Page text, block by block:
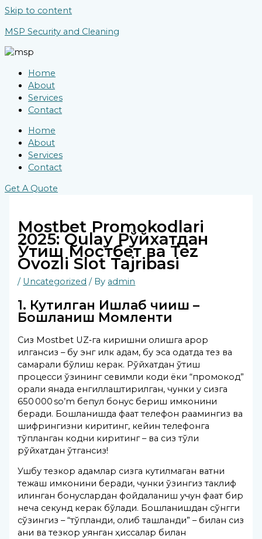
Skip to content
MSP Security and Cleaning
Home
About
Services
Contact
Home
About
Services
Contact
Get A Quote
Mostbet Promokodlari
2025: Qulay Рўйхатдан
Ўтиш Мостбет ва Tez
Ovozli Slot Tajribasi
/ Uncategorized / By admin
1. Кутилган Ишлаб чиқиш –
Бошланиш Момленти
Сиз Mostbet UZ‑га киришни олишга қарор
қилгансиз – бу энг илк қадам, бу эса одатда тез ва
самарали бўлиш керак. Рўйхатдан ўтиш
процесси ўзининг севимли коди ёки “промокод”
орқали янада енгиллаштирилган, чунки у сизга
650 000 so’m бепул бонус бериш имконини
беради. Бошланишда фақат телефон рақамингиз ва
шифрингизни киритинг, кейин телефонга
тўпланган кодни киритинг – ва сиз тўлиқ
рўйхатдан ўтгансиз!
Ушбу тезкор қадамлар сизга кутилмаган вақтни
тежаш имконини беради, чунки ўзингиз таклиф
қилинган бонуслардан фойдаланиш учун фақат бир
неча секунд керак бўлади. Бошланишдан сўнгги
сўзингиз – “тўпланди, олиб ташланди” – билан сиз
аниқ ва тезкор уянган ҳиссалар билан